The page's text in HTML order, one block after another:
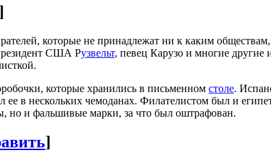
]
которые не принадлежат ни к каким
США Рузвельт, певец Карузо и многие
которые хранились в письменном столе.
ее в нескольких чемоданах. Филателистом был и
но и фальшивые марки, за что был оштрафован.
]